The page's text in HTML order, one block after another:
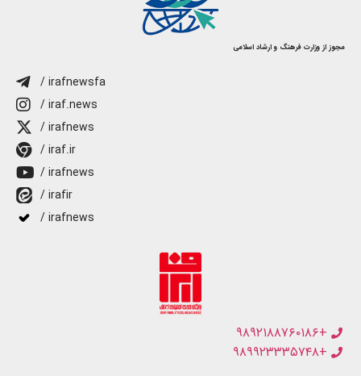
مجوز از وزارت فرهنگ و ارشاد اسلامی
/ irafnewsfa
/ iraf.news
/ irafnews
/ iraf.ir
/ irafnews
/ irafir
/ irafnews
+۹۸۹۲۱۸۸۷۶۰۱۸۶
+۹۸۹۹۲۳۳۳۵۷۴۸